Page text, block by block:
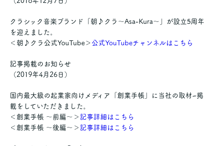
クラシック音楽ブランド「朝♪クラ～Asa-Kura～」が設立5周年
を迎えました。
＜朝♪クラ公式YouTube＞ 公式YouTubeチャンネルはこちら
記事掲載のお知らせ
（2019年4月26日）
国内最大級の起業家向けメディア「創業手帳」に当社の取材~掲
載をしていただきました。
＜創業手帳 ～前編～＞ 記事詳細はこちら
＜創業手帳 ～後編～＞ 記事詳細はこちら